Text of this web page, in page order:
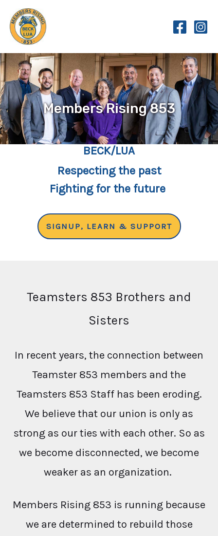
content
Members Rising 853
BECK/LUA
Respecting the past
Fighting for the future
SIGNUP, LEARN & SUPPORT
Teamsters 853 Brothers and
Sisters
In recent years, the connection between
Teamster 853 members and the
Teamsters 853 Staff has been eroding.
We believe that our union is only as
strong as our ties with each other. So as
we become disconnected, we become
weaker as an organization.
Members Rising 853 is running because
we are determined to rebuild those